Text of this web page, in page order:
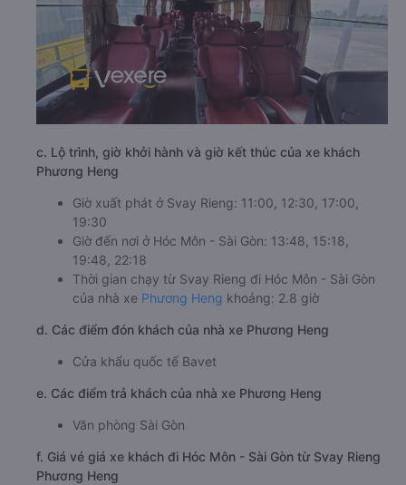
c. Lộ trình, giờ khởi hành và giờ kết thúc của xe khách
Phương Heng
Giờ xuất phát ở Svay Rieng: 11:00, 12:30, 17:00,
19:30
Giờ đến nơi ở Hóc Môn - Sài Gòn: 13:48, 15:18,
19:48, 22:18
Thời gian chạy từ Svay Rieng đi Hóc Môn - Sài Gòn
của nhà xe Phương Heng khoảng: 2.8 giờ
d. Các điểm đón khách của nhà xe Phương Heng
Cửa khẩu quốc tế Bavet
e. Các điểm trả khách của nhà xe Phương Heng
Văn phòng Sài Gòn
f. Giá vé giá xe khách đi Hóc Môn - Sài Gòn từ Svay Rieng
Phương Heng